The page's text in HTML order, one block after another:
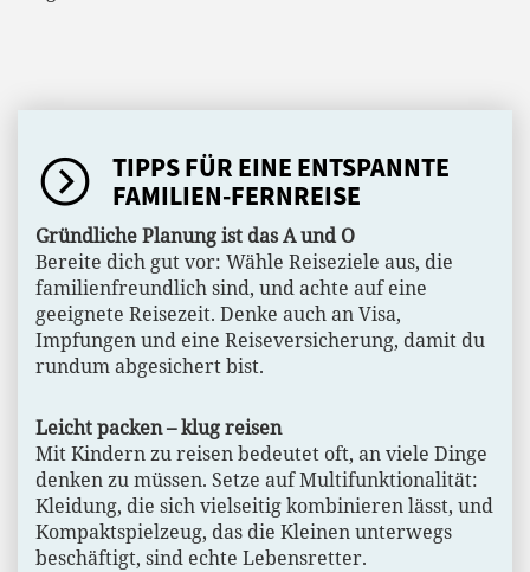
TIPPS FÜR EINE ENTSPANNTE
FAMILIEN-FERNREISE
Gründliche Planung ist das A und O
Bereite dich gut vor: Wähle Reiseziele aus, die
familienfreundlich sind, und achte auf eine
geeignete Reisezeit. Denke auch an Visa,
Impfungen und eine Reiseversicherung, damit du
rundum abgesichert bist.
Leicht packen – klug reisen
Mit Kindern zu reisen bedeutet oft, an viele Dinge
denken zu müssen. Setze auf Multifunktionalität:
Kleidung, die sich vielseitig kombinieren lässt, und
Kompaktspielzeug, das die Kleinen unterwegs
beschäftigt, sind echte Lebensretter.